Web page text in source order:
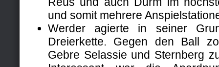
und somit mehrere
Werder agierte in seiner
Dreierkette. Gegen den Ball
Gebre Selassie und Sternberg